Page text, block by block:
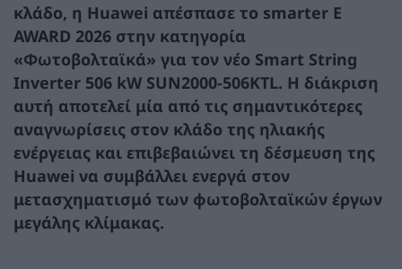
κλάδο, η Huawei απέσπασε το smarter E
AWARD 2026 στην κατηγορία
«Φωτοβολταϊκά» για τον νέο Smart String
Inverter 506 kW SUN2000-506KTL. Η διάκριση
αυτή αποτελεί μία από τις σημαντικότερες
αναγνωρίσεις στον κλάδο της ηλιακής
ενέργειας και επιβεβαιώνει τη δέσμευση της
Huawei να συμβάλλει ενεργά στον
μετασχηματισμό των φωτοβολταϊκών έργων
μεγάλης κλίμακας.